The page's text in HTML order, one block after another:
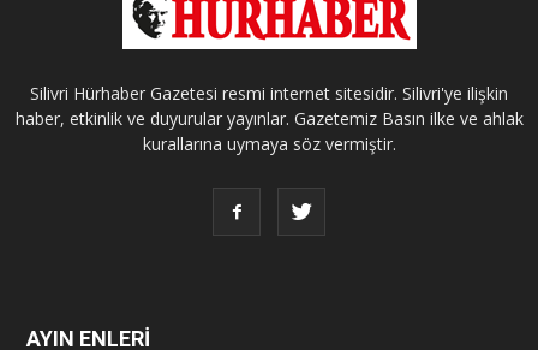
Silivri Hürhaber Gazetesi resmi internet sitesidir. Silivri'ye ilişkin
haber, etkinlik ve duyurular yayınlar. Gazetemiz Basın ilke ve ahlak
kurallarına uymaya söz vermiştir.
AYIN ENLERİ